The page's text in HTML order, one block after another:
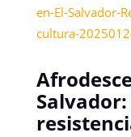
en-El-Salvador-
cultura-